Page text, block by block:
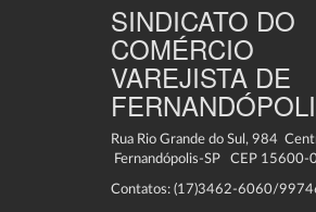
SINDICATO DO
COMÉRCIO
VAREJISTA DE
Rua Rio Grande do Sul, 984
Fernandópolis-SP CEP 15600-
Contatos: (17)3462-6060/